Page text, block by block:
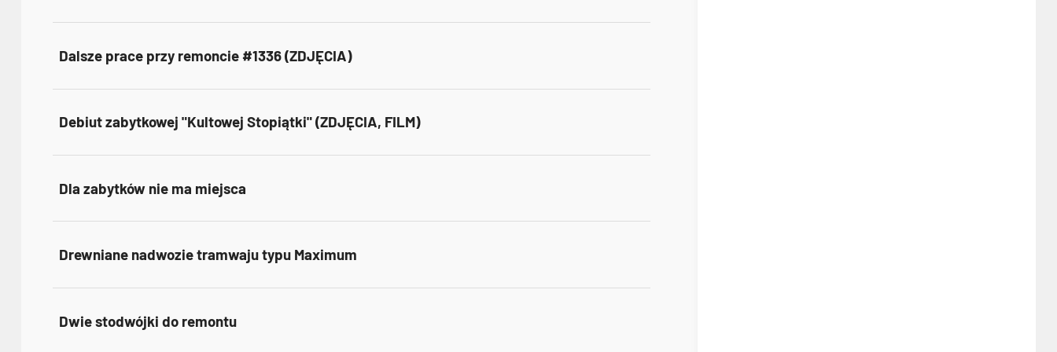
Dalsze prace przy remoncie #1336 (ZDJĘCIA)
Debiut zabytkowej "Kultowej Stopiątki" (ZDJĘCIA, FILM)
Dla zabytków nie ma miejsca
Drewniane nadwozie tramwaju typu Maximum
Dwie stodwójki do remontu